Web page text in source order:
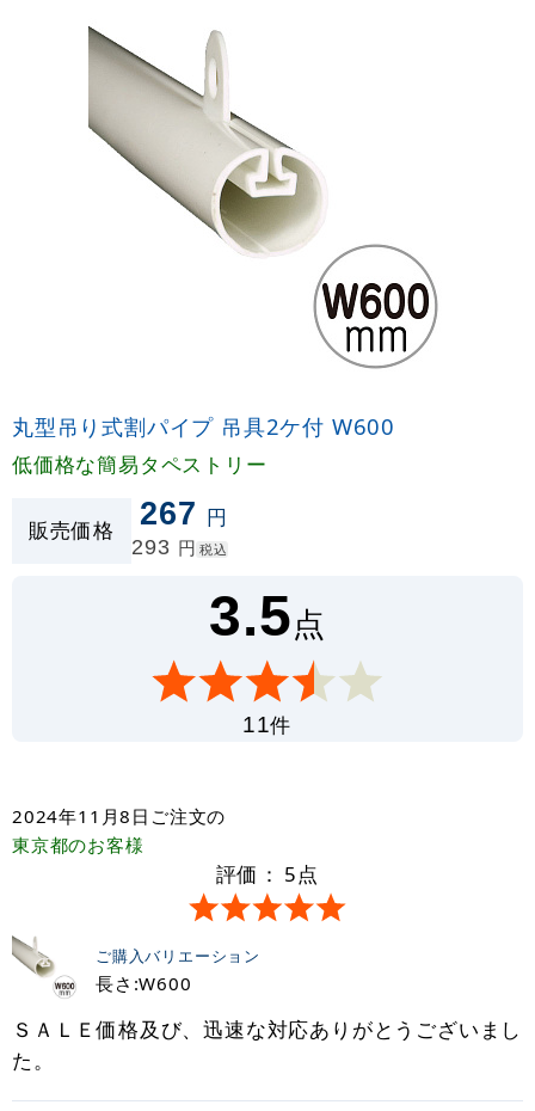
丸型吊り式割パイプ 吊具2ケ付 W600
低価格な簡易タペストリー
販売価格 267 円
293 円 税込
3.5点
11件
2024年11月8日 ご注文の
東京都のお客様
評価： 5点
ご購入バリエーション
長さ:W600
ＳＡＬＥ価格及び、迅速な対応ありがとうございまし
た。